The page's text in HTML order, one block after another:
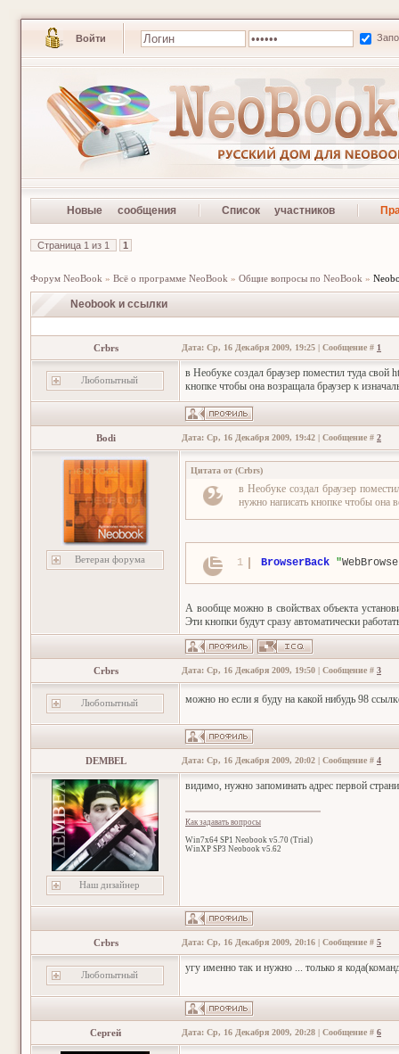
Войти
Новые сообщения Список участников
Страница 1 из 1 1
Форум NeoBook » Всё о программе NeoBook » Общие вопросы по NeoBook »
Neobook и ссылки
Crbrs Дата: Ср, 16 Декабря 2009, 19:25 | Сообщение # 1
Любопытный
в Необуке создал браузер поместил туда
кнопке чтобы она возращала браузер к
Bodi Дата: Ср, 16 Декабря 2009, 19:42 | Сообщение # 2
Ветеран форума
Цитата от (Crbrs)
в Необуке создал браузер
нужно написать кнопке чтобы она
1 BrowserBack "
А вообще можно в свойствах объекта
Эти кнопки будут сразу автоматически
Crbrs Дата: Ср, 16 Декабря 2009, 19:50 | Сообщение # 3
Любопытный можно но если я буду на какой нибудь 98
DEMBEL Дата: Ср, 16 Декабря 2009, 20:02 | Сообщение # 4
Наш дизайнер
видимо, нужно запоминать адрес первой
Как задавать вопросы
Win7x64 SP1 Neobook v5.70 (Trial)
WinXP SP3 Neobook v5.62
Crbrs Дата: Ср, 16 Декабря 2009, 20:16 | Сообщение # 5
Любопытный
угу именно так и нужно ... только я
Сергей Дата: Ср, 16 Декабря 2009, 20:28 | Сообщение # 6